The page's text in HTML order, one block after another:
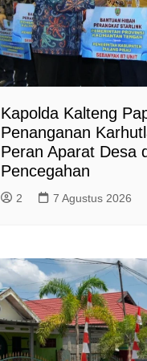
Kapolda Kalteng
Penanganan
Peran Aparat Desa
Pencegahan
2 7 Agustus 2026